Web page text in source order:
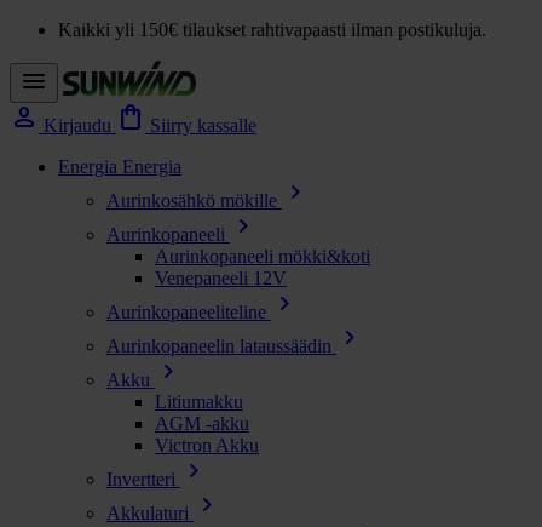
Kaikki yli 150€ tilaukset rahtivapaasti ilman postikuluja.
menu
person Kirjaudu shopping_bag Siirry kassalle
Energia Energia
Aurinkosähkö mökille
chevron_right
Aurinkopaneeli chevron_right
Aurinkopaneeli mökki&koti
Venepaneeli 12V
Aurinkopaneeliteline
chevron_right
Aurinkopaneelin lataussäädin chevron_right
Akku chevron_right
Litiumakku
AGM -akku
Victron Akku
Invertteri
chevron_right
Akkulaturi chevron_right